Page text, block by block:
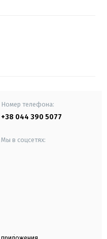
Номер телефона:
+38 044 390 5077
Мы в соцсетях: